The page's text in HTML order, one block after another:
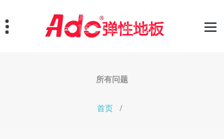
至
正
所有问题
首页 /